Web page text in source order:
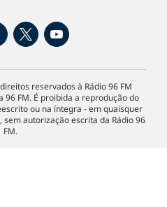
reservados à Rádio 96 FM
96 FM. É proibida a reprodução do
ou na íntegra - em quaisquer
autorização escrita da Rádio 96
FM.